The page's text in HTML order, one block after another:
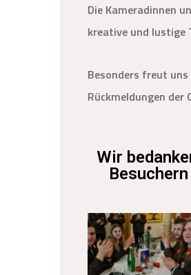
Die Kameradinnen
kreative und lustige
Besonders freut
Rückmeldungen der
Wir